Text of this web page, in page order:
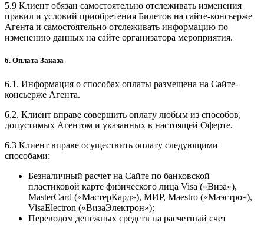
5.9 Клиент обязан самостоятельно отслеживать изменения
правил и условий приобретения Билетов на сайте-консьерже
Агента и самостоятельно отслеживать информацию по
изменению данных на сайте организатора мероприятия.
6. Оплата Заказа
6.1. Информация о способах оплаты размещена на Сайте-
консьерже Агента.
6.2. Клиент вправе совершить оплату любым из способов,
допустимых Агентом и указанных в настоящей Оферте.
6.3 Клиент вправе осуществить оплату следующими
способами:
Безналичный расчет на Сайте по банковской
пластиковой карте физического лица Visa («Виза»),
MasterCard («МастерКард»), МИР, Maestro («Маэстро»),
VisaElectron («ВизаЭлектрон»);
Переводом денежных средств на расчетный счет